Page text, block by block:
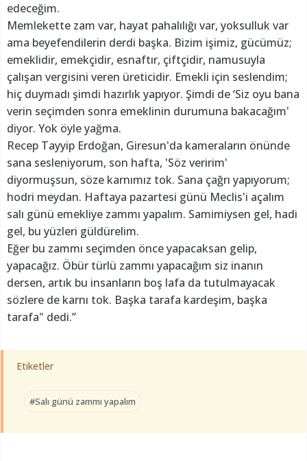
edeceğim.
Memlekette zam var, hayat pahalılığı var, yoksulluk var
ama beyefendilerin derdi başka. Bizim işimiz, gücümüz;
emeklidir, emekçidir, esnaftır, çiftçidir, namusuyla
çalışan vergisini veren üreticidir. Emekli için seslendim;
hiç duymadı şimdi hazırlık yapıyor. Şimdi de ‘Siz oyu bana
verin seçimden sonra emeklinin durumuna bakacağım'
diyor. Yok öyle yağma.
Recep Tayyip Erdoğan, Giresun'da kameraların önünde
sana sesleniyorum, son hafta, 'Söz veririm'
diyormuşsun, söze karnımız tok. Sana çağrı yapıyorum;
hodri meydan. Haftaya pazartesi günü Meclis'i açalım
salı günü emekliye zammı yapalım. Samimiysen gel, hadi
gel, bu yüzleri güldürelim.
Eğer bu zammı seçimden önce yapacaksan gelip,
yapacağız. Öbür türlü zammı yapacağım siz inanın
dersen, artık bu insanların boş lafa da tutulmayacak
sözlere de karnı tok. Başka tarafa kardeşim, başka
tarafa" dedi.”
Etiketler
#Salı günü zammı yapalım